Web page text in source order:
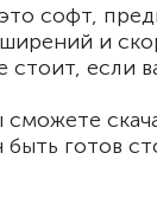
софт,
и
стоит, если
сможете
готов